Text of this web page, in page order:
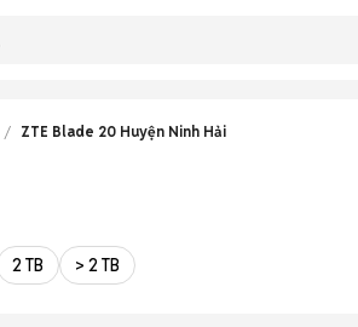
ZTE Blade 20 Huyện Ninh Hải
2 TB > 2 TB